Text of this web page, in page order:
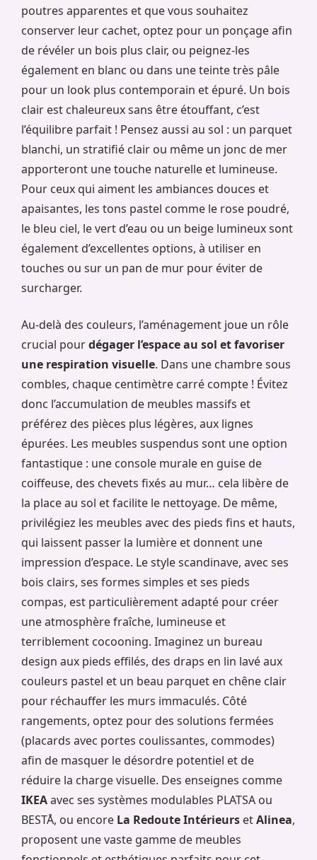
poutres apparentes et que vous souhaitez
conserver leur cachet, optez pour un ponçage afin
de révéler un bois plus clair, ou peignez-les
également en blanc ou dans une teinte très pâle
pour un look plus contemporain et épuré. Un bois
clair est chaleureux sans être étouffant, c’est
l’équilibre parfait ! Pensez aussi au sol : un parquet
blanchi, un stratifié clair ou même un jonc de mer
apporteront une touche naturelle et lumineuse.
Pour ceux qui aiment les ambiances douces et
apaisantes, les tons pastel comme le rose poudré,
le bleu ciel, le vert d’eau ou un beige lumineux sont
également d’excellentes options, à utiliser en
touches ou sur un pan de mur pour éviter de
surcharger.
Au-delà des couleurs, l’aménagement joue un rôle
crucial pourdégager l’espace au sol et favoriser
une respiration visuelle. Dans une chambre sous
combles, chaque centimètre carré compte ! Évitez
donc l’accumulation de meubles massifs et
préférez des pièces plus légères, aux lignes
épurées. Les meubles suspendus sont une option
fantastique : une console murale en guise de
coiffeuse, des chevets fixés au mur… cela libère de
la place au sol et facilite le nettoyage. De même,
privilégiez les meubles avec des pieds fins et hauts,
qui laissent passer la lumière et donnent une
impression d’espace. Le style scandinave, avec ses
bois clairs, ses formes simples et ses pieds
compas, est particulièrement adapté pour créer
une atmosphère fraîche, lumineuse et
terriblement cocooning. Imaginez un bureau
design aux pieds effilés, des draps en lin lavé aux
couleurs pastel et un beau parquet en chêne clair
pour réchauffer les murs immaculés. Côté
rangements, optez pour des solutions fermées
(placards avec portes coulissantes, commodes)
afin de masquer le désordre potentiel et de
réduire la charge visuelle. Des enseignes comme
IKEAavec ses systèmes modulables PLATSA ou
BESTÅ, ou encore La Redoute Intérieurs etAlinea,
proposent une vaste gamme de meubles